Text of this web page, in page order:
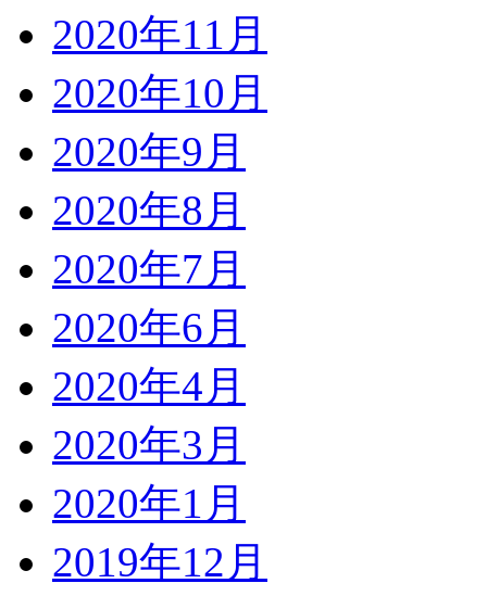
2020年11月
2020年10月
2020年9月
2020年8月
2020年7月
2020年6月
2020年4月
2020年3月
2020年1月
2019年12月